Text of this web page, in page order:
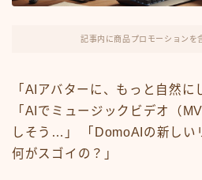
リスキング・ラーニング
記事内に商品プロモーションを
「AIアバターに、もっと自然に
「AIでミュージックビデオ（
しそう…」 「DomoAIの新しい
何がスゴイの？」